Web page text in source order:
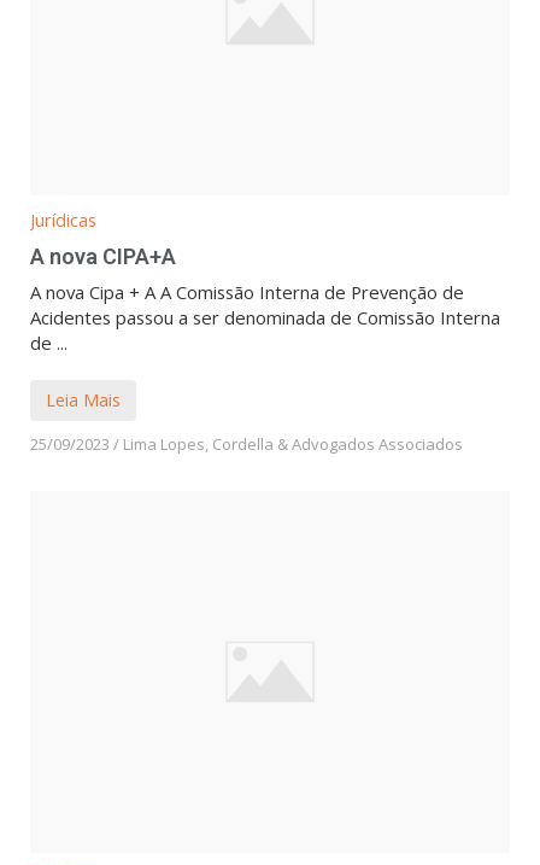
Jurídicas
A nova CIPA+A
A nova Cipa + A A Comissão Interna de Prevenção de
Acidentes passou a ser denominada de Comissão Interna
de ...
Leia Mais
25/09/2023 / Lima Lopes, Cordella & Advogados Associados